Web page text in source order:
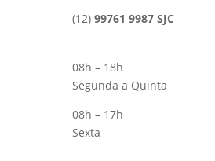
(12) 99761 9987 SJC
08h – 18h
Segunda a Quinta
08h – 17h
Sexta